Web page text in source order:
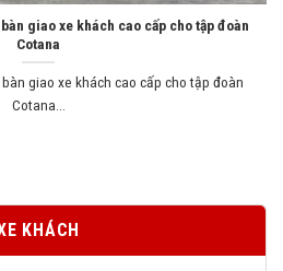
KHÁCH
giao xe khách cao cấp cho tập đoàn
Cotana
giao xe khách cao cấp cho tập đoàn
Cotana...